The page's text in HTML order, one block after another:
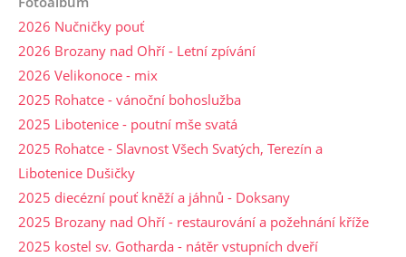
2026 Nučničky pouť
2026 Brozany nad Ohří - Letní zpívání
2026 Velikonoce - mix
2025 Rohatce - vánoční bohoslužba
2025 Libotenice - poutní mše svatá
2025 Rohatce - Slavnost Všech Svatých, Terezín a
Libotenice Dušičky
2025 diecézní pouť kněží a jáhnů - Doksany
2025 Brozany nad Ohří - restaurování a požehnání kříže
2025 kostel sv. Gotharda - nátěr vstupních dveří